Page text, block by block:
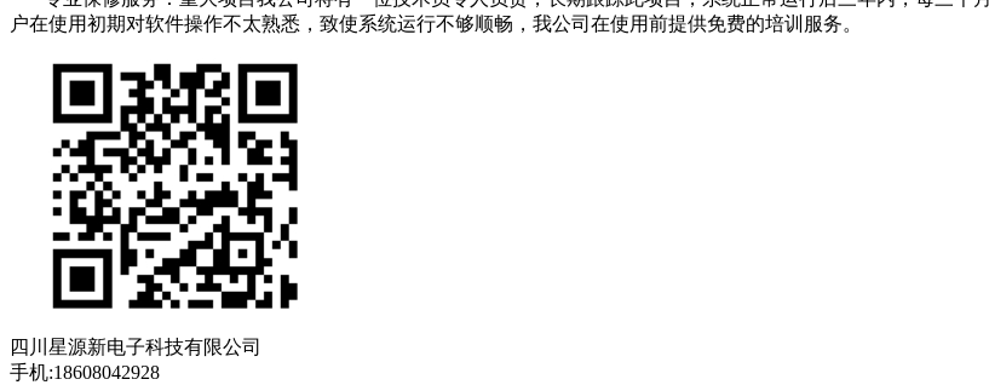
户在使用初期对软件操作不太熟悉，致使系统运行不够顺畅，我公司在使用前提供免费的培训服务。
四川星源新电子科技有限公司
手机:18608042928